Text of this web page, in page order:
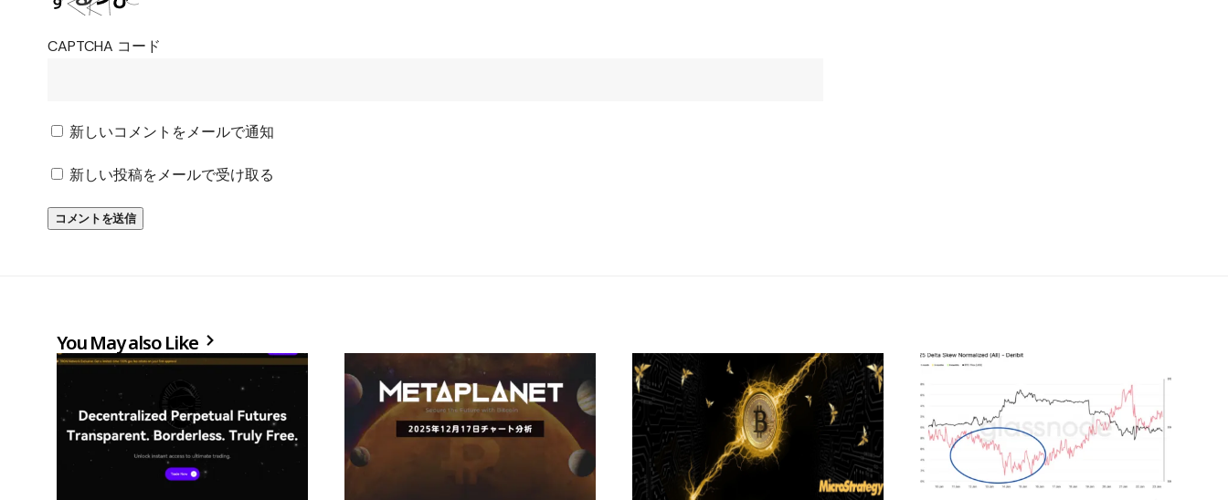
CAPTCHA コード
新しいコメントをメールで通知
新しい投稿をメールで受け取る
You May also Like